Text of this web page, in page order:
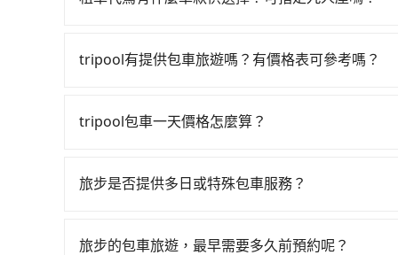
VW為主，其中也有少量進口車像凌志Lexus、特
tripool有提供包車旅遊嗎？有價格表可參考嗎？
彈性選擇2~12小時的服務，滿足家族出遊、朋友
上巴士，請來信洽詢。
tripool包車一天價格怎麼算？
官網一鍵查價，即時試算您包車費用，清楚透明，
旅步是否提供多日或特殊包車服務？
旅步的包車旅遊，最早需要多久前預約呢？